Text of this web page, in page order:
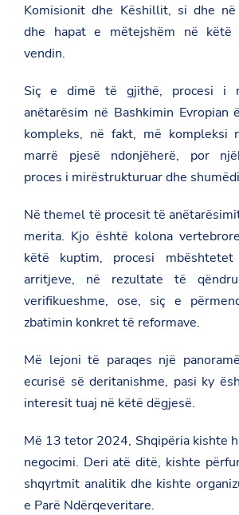
Komisionit dhe Këshillit, si dhe
dhe hapat e mëtejshëm në këtë
vendin.
Siç e dimë të gjithë, procesi i
anëtarësim në Bashkimin Evropian
kompleks, në fakt, më kompleksi
marrë pjesë ndonjëherë, por
proces i mirëstrukturuar dhe
Në themel të procesit të
merita. Kjo është kolona
këtë kuptim, procesi
arritjeve, në rezultate të
verifikueshme, ose, siç e
zbatimin konkret të reformave.
Më lejoni të paraqes një
ecurisë së deritanishme, pasi ky
interesit tuaj në këtë dëgjesë.
Më 13 tetor 2024, Shqipëria kishte
negocimi. Deri atë ditë, kishte
shqyrtmit analitik dhe kishte
e Parë Ndërqeveritare.